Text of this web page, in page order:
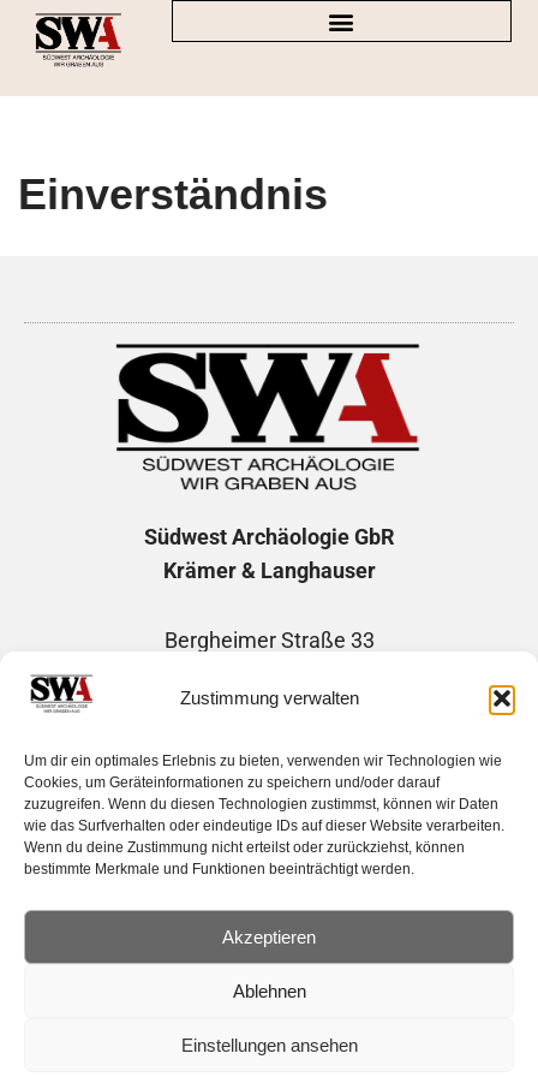
Zustimmung verwalten
Um dir ein optimales Erlebnis zu bieten, verwenden wir Technologien wie
Cookies, um Geräteinformationen zu speichern und/oder darauf
zuzugreifen. Wenn du diesen Technologien zustimmst, können wir Daten
wie das Surfverhalten oder eindeutige IDs auf dieser Website verarbeiten.
Wenn du deine Zustimmung nicht erteilst oder zurückziehst, können
bestimmte Merkmale und Funktionen beeinträchtigt werden.
Akzeptieren
Ablehnen
Einstellungen ansehen
Zum
Inhalt
Einverständnis
Südwest Archäologie GbR
Krämer & Langhauser
Bergheimer Straße 33
E-Mail: info@suedwest-archaeologie.de
Impressum|Datenschutzerklärung
Haftungsausschluss |Cockie-Richtlinie
Mitgliederbereich | Member´s area
© 2025 | Südwest Archäologie